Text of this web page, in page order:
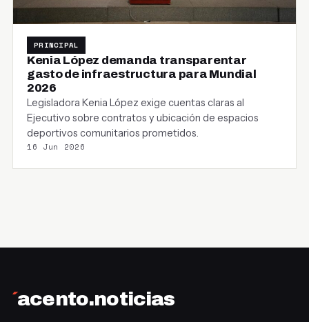
PRINCIPAL
Kenia López demanda transparentar
gasto de infraestructura para Mundial
2026
Legisladora Kenia López exige cuentas claras al
Ejecutivo sobre contratos y ubicación de espacios
deportivos comunitarios prometidos.
16 Jun 2026
´acento.noticias